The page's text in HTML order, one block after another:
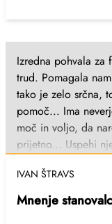
Izredna pohvala za
trud. Pomagala
tako je zelo srčna,
pomoč... Ima
moč in voljo, da
prijetno... Uspehi
IVAN ŠTRAVS
Mnenje